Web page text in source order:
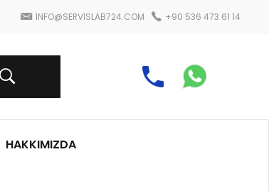
INFO@SERVISLAB724.COM +90 536 473 61 14
HAKKIMIZDA